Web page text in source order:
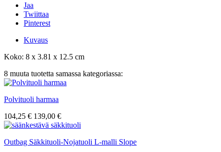
Jaa
Twiittaa
Pinterest
Kuvaus
Koko: 8 x 3.81 x 12.5 cm
8 muuta tuotetta samassa kategoriassa:
Polvituoli harmaa
104,25 € 139,00 €
Outbag Säkkituoli-Nojatuoli L-malli Slope